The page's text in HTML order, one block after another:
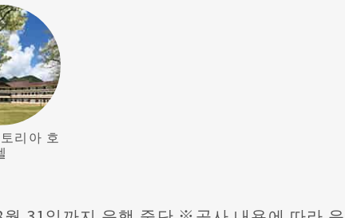
리아 호